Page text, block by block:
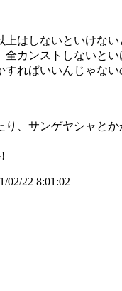
はしないといけない
カンストしないと
ればいいんじゃない
、サンゲヤシャと
02/22 8:01:02